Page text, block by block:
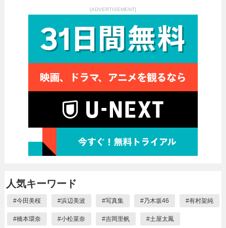
[ADVERTISEMENT]
人気キーワード
#今田美桜 #浜辺美波 #写真集 #乃木坂46 #有村架純
#橋本環奈 #小松菜奈 #吉岡里帆 #土屋太鳳